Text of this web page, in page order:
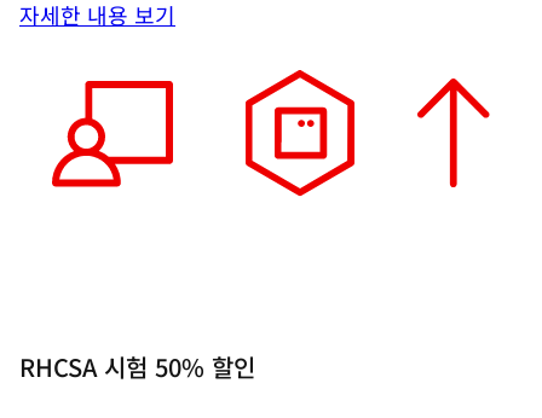
자세한 내용 보기
RHCSA 시험 50% 할인